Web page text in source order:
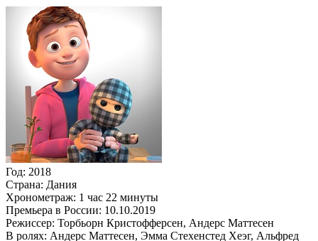
Год: 2018
Страна: Дания
Хронометраж: 1 час 22 минуты
Премьера в России: 10.10.2019
Режиссер: Торбьорн Кристофферсен, Андерс Маттесен
В ролях: Андерс Маттесен, Эмма Стехенстед Хеэг, Альфред